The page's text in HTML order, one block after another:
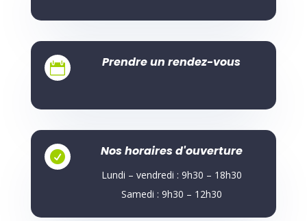
 Prendre un rendez-vous
 Nos horaires d'ouverture
Lundi – vendredi : 9h30 – 18h30
Samedi : 9h30 – 12h30